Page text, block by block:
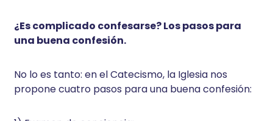
¿Es complicado confesarse? Los pasos para
una buena confesión.
No lo es tanto: en el Catecismo, la Iglesia nos
propone cuatro pasos para una buena confesión: